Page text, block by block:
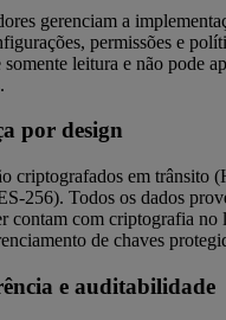
gerenciam a
permissões e
somente leitura e não pode
por design
criptografados em trânsito
256). Todos os dados
contam com criptografia no
de chaves
e auditabilidade